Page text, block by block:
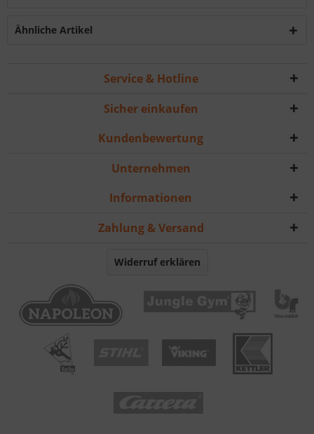
Ähnliche Artikel
Service & Hotline
Sicher einkaufen
Kundenbewertung
Unternehmen
Informationen
Zahlung & Versand
Widerruf erklären